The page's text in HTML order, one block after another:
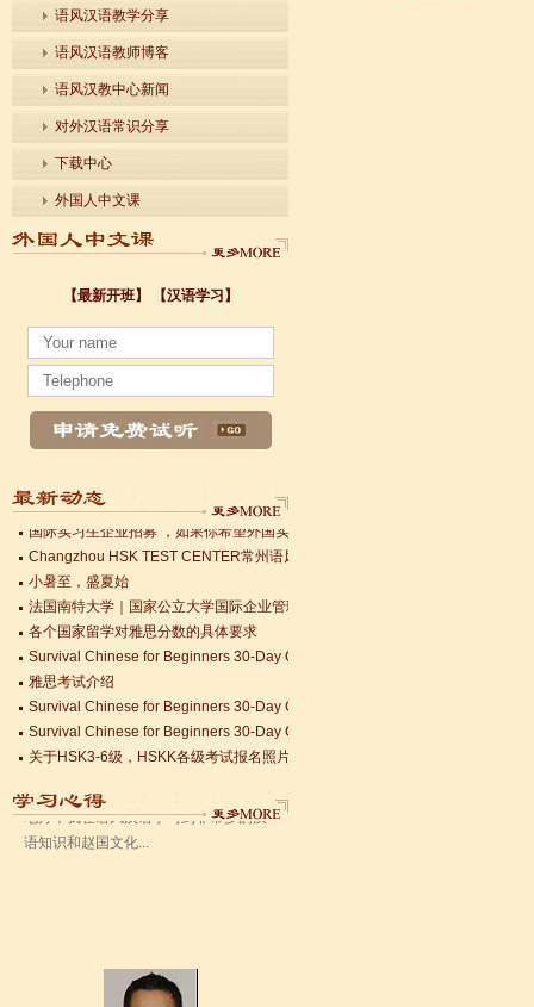
语风汉语教学分享
语风汉语教师博客
语风汉教中心新闻
对外汉语常识分享
下载中心
外国人中文课
【最新开班】
【汉语学习】
法国南特大学｜国家公立大学国际企业管理硕士 + 跨文化职场通行证，2025 招
各个国家留学对雅思分数的具体要求
Survival Chinese for Beginners 30-Day Challenge day 3
雅思考试介绍
Survival Chinese for Beginners 30-Day Challenge day 2
关于HSK3-6级，HSKK各级考试报名照片的通知
国际实习生企业招募 ，如果你希望外国实习生到你的公司工作，请联系我们
Changzhou HSK TEST CENTER常州语风HSK考点正式对外开考了，常州的
小暑至，盛夏始
法国南特大学｜国家公立大学国际企业管理硕士 + 跨文化职场通行证，2025 招
各个国家留学对雅思分数的具体要求
Survival Chinese for Beginners 30-Day Challenge day 3
雅思考试介绍
Survival Chinese for Beginners 30-Day Challenge day 2
Survival Chinese for Beginners 30-Day Challenge day 1
关于HSK3-6级，HSKK各级考试报名照片的通知
国际实习生企业招募 ，如果你希望外国实习生到你的公司工作，请联系我们
语风汉语无锡校 Zack
我叫Zack,我是法国人，无锡语风汉教中
心是一个学习中国文化和对外汉语的好
地方，我在语风汉语学习到非常多的汉
语知识和赵国文化...